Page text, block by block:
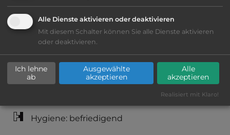
Lage: schön
Platzeinrichtung: befriedigend
Geräuschkulisse: überwiegend ruhig
Hygiene: befriedigend
Alle Dienste aktivieren oder deaktivieren
Mit diesem Schalter können Sie alle Dienste aktivieren
oder deaktivieren.
Ich lehne
ab
Ausgewählte
akzeptieren
Alle
akzeptieren
Realisiert mit Klaro!